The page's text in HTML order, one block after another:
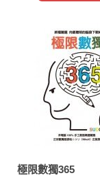
極限數獨365